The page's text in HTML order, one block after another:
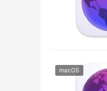
macOS